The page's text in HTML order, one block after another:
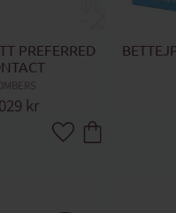
PREFERRED
kr
Lägg till i favoriter